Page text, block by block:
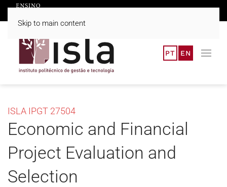
Skip to main content
PT EN
ISLA IPGT 27504
Economic and Financial
Project Evaluation and
Selection